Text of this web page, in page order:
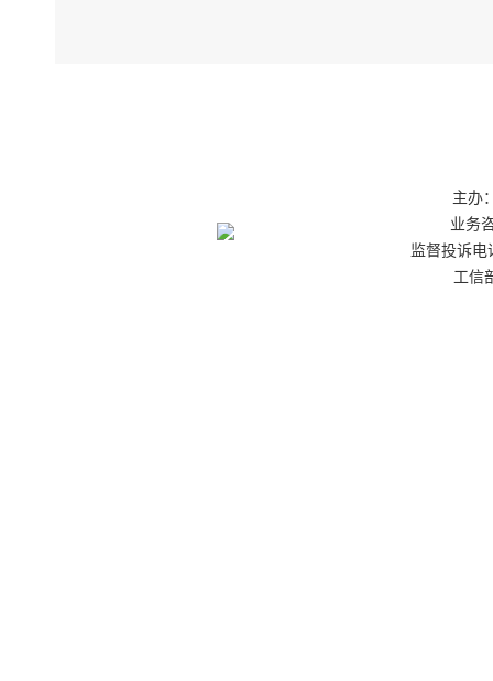
主办
业务
监督投诉电
工信